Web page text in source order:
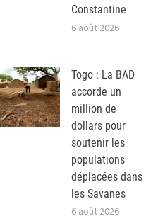
Constantine
6 août 2026
Togo : La BAD
accorde un
million de
dollars pour
soutenir les
populations
déplacées dans
les Savanes
6 août 2026